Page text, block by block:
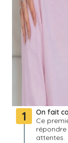
1
On fait
Ce
attentes.